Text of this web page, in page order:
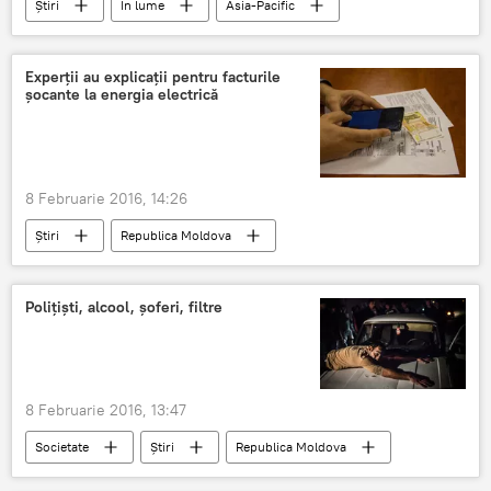
Știri În lume
Asia-Pacific
preţ
petrol creştere burse
Experţii au explicaţii pentru facturile
şocante la energia electrică
8 Februarie 2016, 14:26
Știri
Republica Moldova
Serghei Tofilat
ANRE
energie electrică
facturi
Poliţişti, alcool, şoferi, filtre
8 Februarie 2016, 13:47
Societate Știri
Republica Moldova
Moldova
şoferi
poliţie